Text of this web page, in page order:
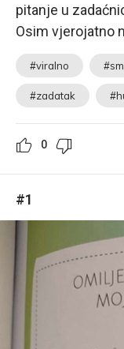
pitanje u
Osim vjerojatno
#viralno
#zadatak
0
#1